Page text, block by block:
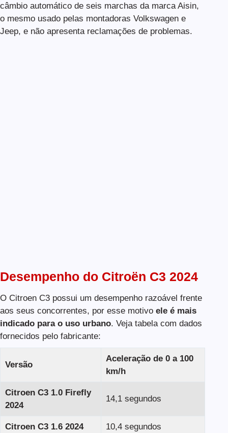
câmbio automático de seis marchas da marca Aisin,
o mesmo usado pelas montadoras Volkswagen e
Jeep, e não apresenta reclamações de problemas.
Desempenho do Citroën C3 2024
O Citroen C3 possui um desempenho razoável frente
aos seus concorrentes, por esse motivo ele é mais
indicado para o uso urbano. Veja tabela com dados
fornecidos pelo fabricante:
Versão
Aceleração de 0 a 100
km/h
Citroen C3 1.0 Firefly
2024
14,1 segundos
Citroen C3 1.6 2024 10,4 segundos